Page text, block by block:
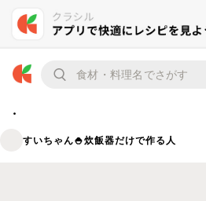
.
すいちゃん🍚炊飯器だけで作る人